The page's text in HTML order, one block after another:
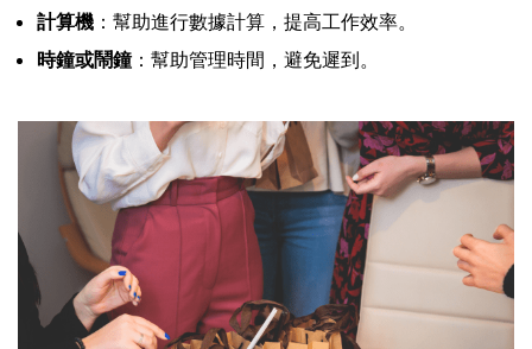
計算機 ：幫助進行數據計算，提高工作效率。
時鐘或鬧鐘：幫助管理時間，避免遲到。